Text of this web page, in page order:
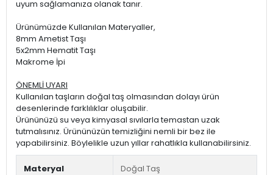
uyum sağlamanıza olanak tanır.
Ürünümüzde Kullanılan Materyaller,
8mm Ametist Taşı
5x2mm Hematit Taşı
Makrome İpi
ÖNEMLİ UYARI
Kullanılan taşların doğal taş olmasından dolayı ürün
desenlerinde farklılıklar oluşabilir.
Ürününüzü su veya kimyasal sıvılarla temastan uzak
tutmalısınız. Ürününüzün temizliğini nemli bir bez ile
yapabilirsiniz. Böylelikle uzun yıllar rahatlıkla kullanabilirsiniz.
Materyal Doğal Taş